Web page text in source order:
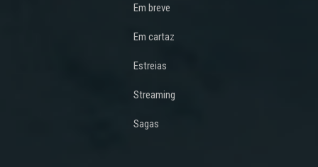
Em breve
Em cartaz
Estreias
Streaming
Sagas